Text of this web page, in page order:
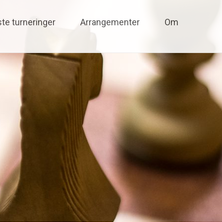
turneringer Arrangementer Om